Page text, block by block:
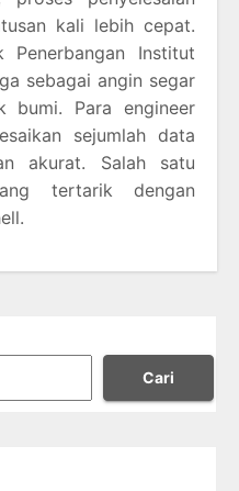
kali lebih cepat.
Penerbangan Institut
sebagai angin segar
bumi. Para engineer
sejumlah data
akurat. Salah satu
tertarik dengan
Cari